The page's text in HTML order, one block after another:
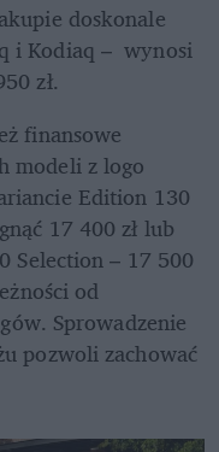
doskonale
i Kodiaq –  wynosi
zł.
finansowe
modeli z logo
Edition 130
17 400 zł lub
Selection – 17 500
od
Sprowadzenie
pozwoli zachować